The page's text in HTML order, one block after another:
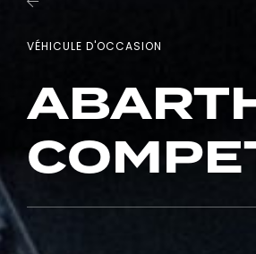
VÉHICULE D'OCCASION